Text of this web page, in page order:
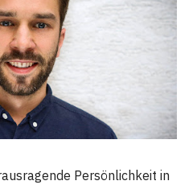
Persönlichkeit in